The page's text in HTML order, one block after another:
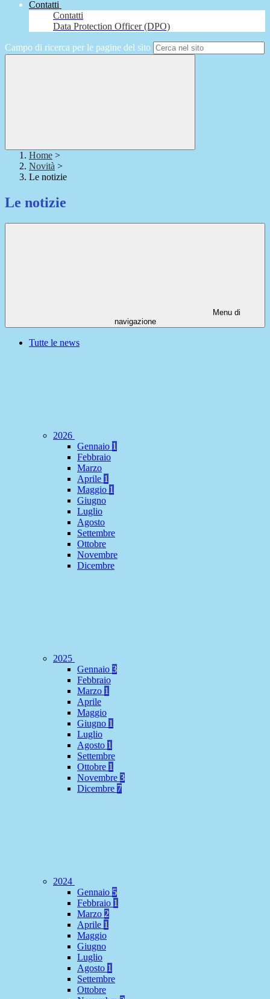
Contatti
Contatti
Data Protection Officer (DPO)
Campo di ricerca per le pagine del sito
Home >
Novità >
Le notizie
Le notizie
Menu di
navigazione
Tutte le news
2026
Gennaio 1
Febbraio
Marzo
Aprile 1
Maggio 1
Giugno
Luglio
Agosto
Settembre
Ottobre
Novembre
Dicembre
2025
Gennaio 3
Febbraio
Marzo 1
Aprile
Maggio
Giugno 1
Luglio
Agosto 1
Settembre
Ottobre 1
Novembre 3
Dicembre 7
2024
Gennaio 5
Febbraio 1
Marzo 2
Aprile 1
Maggio
Giugno
Luglio
Agosto 1
Settembre
Ottobre